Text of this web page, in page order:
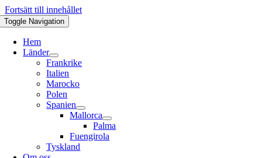
Fortsätt till innehållet
Toggle Navigation
Hem
Länder
Frankrike
Italien
Marocko
Polen
Spanien
Mallorca
Palma
Fuengirola
Tyskland